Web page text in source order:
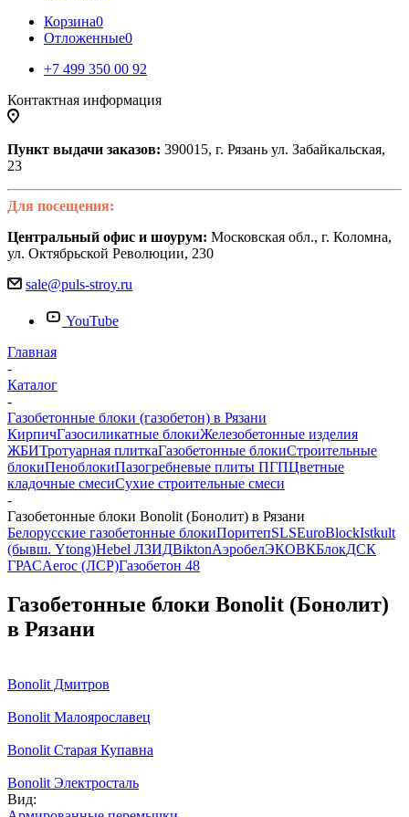
Корзина0
Отложенные0
+7 499 350 00 92
Контактная информация
Пункт выдачи заказов: 390015, г. Рязань ул. Забайкальская,
23
Для посещения:
Центральный офис и шоурум: Московская обл., г. Коломна,
ул. Октябрьской Революции, 230
sale@puls-stroy.ru
YouTube
Главная
-
Каталог
-
Газобетонные блоки (газобетон) в Рязани
КирпичГазосиликатные блокиЖелезобетонные изделия
ЖБИТротуарная плиткаГазобетонные блокиСтроительные
блокиПеноблокиПазогребневые плиты ПГПЦветные
кладочные смесиСухие строительные смеси
-
Газобетонные блоки Bonolit (Бонолит) в Рязани
Белорусские газобетонные блокиПоритепSLSEuroBlockIstkult
(бывш. Ytong)Hebel ЛЗИДBiktonАэробелЭКОВКБлокДСК
ГРАСAeroc (ЛСР)Газобетон 48
Газобетонные блоки Bonolit (Бонолит)
в Рязани
Bonolit Дмитров
Bonolit Малоярославец
Bonolit Старая Купавна
Bonolit Электросталь
Вид: